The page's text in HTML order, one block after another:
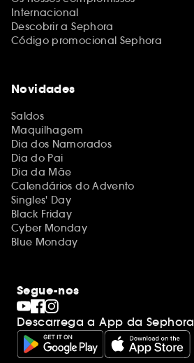
Internacional
Descobrir a Sephora
Código promocional Sephora
Novidades
Saldos
Maquilhagem
Dia dos Namorados
Dia do Pai
Dia da Mãe
Calendários do Advento
Singles' Day
Black Friday
Cyber Monday
Blue Monday
Segue-nos
Descarrega a App da Sephora